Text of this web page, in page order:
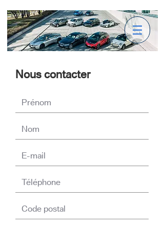
Nous contacter